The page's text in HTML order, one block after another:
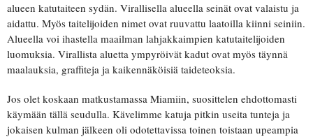
alueen katutaiteen sydän. Virallisella alueella seinät ovat valaistu ja
aidattu. Myös taitelijoiden nimet ovat ruuvattu laatoilla kiinni seiniin.
Alueella voi ihastella maailman lahjakkaimpien katutaitelijoiden
luomuksia. Virallista aluetta ympyröivät kadut ovat myös täynnä
maalauksia, graffiteja ja kaikennäköisiä taideteoksia.
Jos olet koskaan matkustamassa Miamiin, suosittelen ehdottomasti
käymään tällä seudulla. Kävelimme katuja pitkin useita tunteja ja
jokaisen kulman jälkeen oli odotettavissa toinen toistaan upeampia